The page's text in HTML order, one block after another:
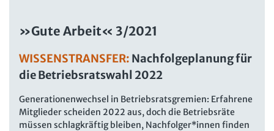
Personalratswissen online
Schwerbehindertenrecht online
Arbeitszeit online
KI-Praxis Arbeitsrecht online
JAV-Praxis online
Bund SHOP
Abo
Presse Interne Meldestelle Verträge kündigen
Hilfe
»Gute Arbeit« 3/2021
WISSENSTRANSFER: Nachfolgeplanung für
die Betriebsratswahl 2022
Generationenwechsel in Betriebsratsgremien: Erfahrene
Mitglieder scheiden 2022 aus, doch die Betriebsräte
müssen schlagkräftig bleiben, Nachfolger*innen finden